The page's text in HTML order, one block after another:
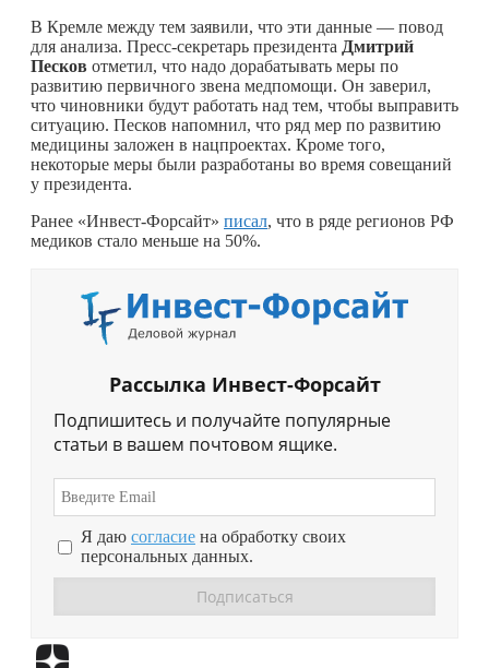
В Кремле между тем заявили, что эти данные — повод
для анализа. Пресс-секретарь президента Дмитрий
Песков отметил, что надо дорабатывать меры по
развитию первичного звена медпомощи. Он заверил,
что чиновники будут работать над тем, чтобы выправить
ситуацию. Песков напомнил, что ряд мер по развитию
медицины заложен в нацпроектах. Кроме того,
некоторые меры были разработаны во время совещаний
у президента.
Ранее «Инвест-Форсайт» писал, что в ряде регионов РФ
медиков стало меньше на 50%.
Рассылка Инвест-Форсайт
Подпишитесь и получайте популярные
статьи в вашем почтовом ящике.
Я даю согласие на обработку своих
персональных данных.